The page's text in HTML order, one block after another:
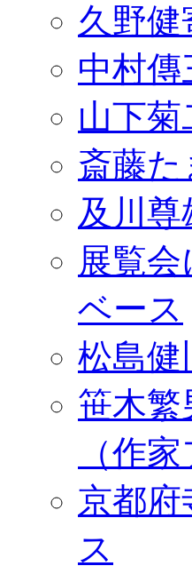
久野
中村傳
山下菊
斎藤
及川
展覧
ベース
松島健
笹木繁
（作
京都府
ス